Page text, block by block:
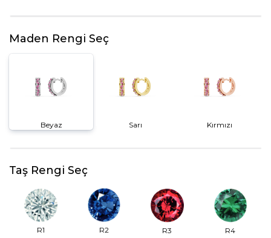
Maden Rengi Seç
Beyaz Sarı Kırmızı
Taş Rengi Seç
R1 R2 R3 R4